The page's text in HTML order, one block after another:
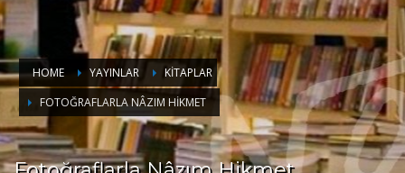
HOME YAYINLAR
KITAPLAR
FOTOĞRAFLARLA NÂZIM HIKMET